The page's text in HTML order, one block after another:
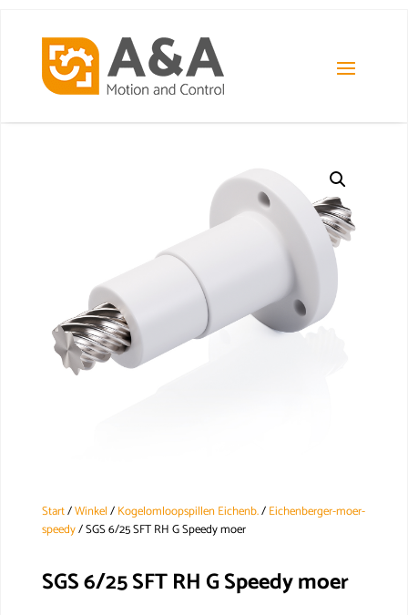
Start/Winkel/Kogelomloopspillen Eichenb./Eichenberger-moer-
speedy/ SGS 6/25 SFT RH G Speedy moer
SGS 6/25 SFT RH G Speedy moer